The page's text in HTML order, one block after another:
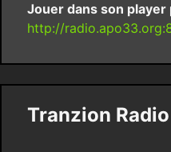
Jouer dans son player
http://
Tranzion Radio